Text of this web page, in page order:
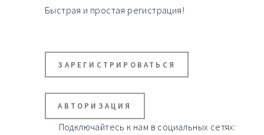
Быстрая и простая регистрация!
ЗАРЕГИСТРИРОВАТЬСЯ
АВТОРИЗАЦИЯ
Подключайтесь к нам в социальных сетях: